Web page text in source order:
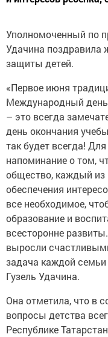
Уполномоченный по
Удачина поздравила
защиты детей.
«Первое июня
Международный
– это всегда
день окончания
так будет всегда!
напоминание о том,
общество, каждый из
обеспечения
все необходимое,
образование и
всесторонне
выросли
задача каждой
Гузель Удачина.
Она отметила, что в
вопросы детства
Республике